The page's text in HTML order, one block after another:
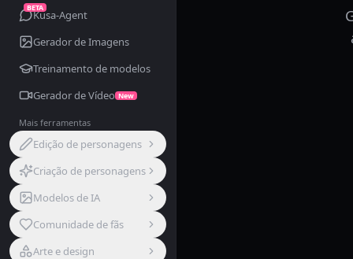
BETA
Kusa-Agent
Gerador de Imagens
Treinamento de modelos
Gerador de Vídeo New
Mais ferramentas
Edição de personagens
Criação de personagens
Modelos de IA
Comunidade de fãs
Arte e design